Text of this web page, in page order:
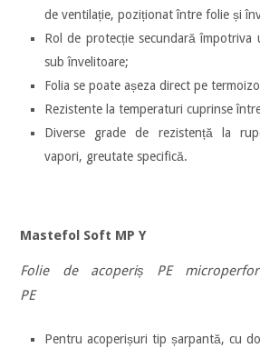
de ventilație, poziționat între folie și
Rol de protecție secundară împotriva
sub învelitoare;
Folia se poate așeza direct pe
Rezistente la temperaturi cuprinse
Diverse grade de rezistență la
vapori, greutate specifică.
Mastefol Soft MP Y
Folie de acoperiș PE
PE
Pentru acoperișuri tip șarpantă, cu